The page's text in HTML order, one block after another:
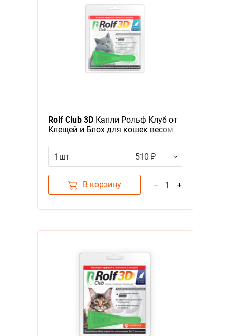
Rolf Club 3DКапли Рольф Клуб от
Клещей и Блох для кошек весом
1шт
510 ₽
В корзину – 1 +